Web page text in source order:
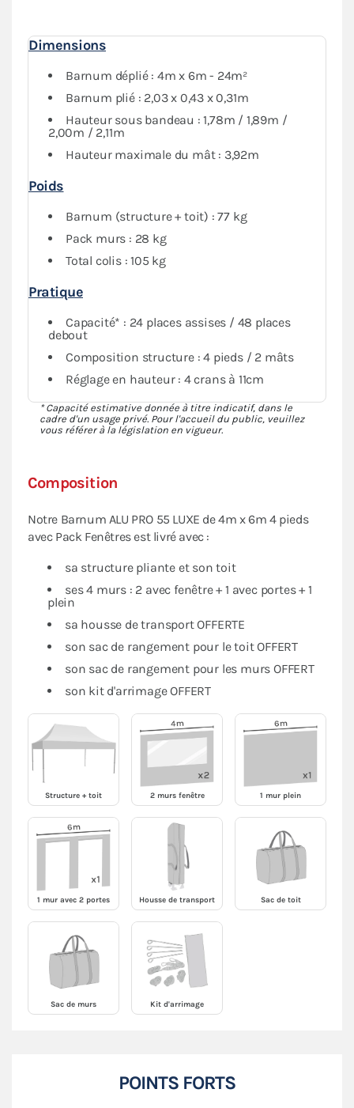
Complété par un ensemble de 4 bâches latérales
assorties (2 murs avec fenêtre, 1 mur plein et 1 mur
avec 2 portes)également en PVC 580g/m²
pliant vous assure une protection maximale contre les
conditions météorologiques. Vous avez aussi la
possibilité de fermer intégralement votre espace si
nécessaire.
Composition
Notre Barnum ALU PRO 55 LUXE de 4m x 6m 4 pieds
avec Pack Fenêtres est livré avec :
sa structure pliante et son toit
ses 4 murs : 2 avec fenêtre + 1 avec portes + 1
plein
sa housse de transport OFFERTE
son sac de rangement pour le toit OFFERT
son sac de rangement pour les murs OFFERT
son kit d'arrimage OFFERT
Structure + toit 2 murs fenêtre 1 mur plein
1 mur avec 2 portes Housse de transport Sac de toit
Sac de murs Kit d'arrimage
Dimensions
Barnum déplié : 4m x 6m - 24m²
Barnum plié : 2,03 x 0,43 x 0,31m
Hauteur sous bandeau : 1,78m / 1,89m /
2,00m / 2,11m
Hauteur maximale du mât : 3,92m
Poids
Barnum (structure + toit) : 77 kg
Pack murs : 28 kg
Total colis : 105 kg
Pratique
Capacité* : 24 places assises / 48 places
debout
Composition structure : 4 pieds / 2 mâts
Réglage en hauteur : 4 crans à 11cm
* Capacité estimative donnée à titre indicatif, dans le
cadre d'un usage privé. Pour l'accueil du public, veuillez
vous référer à la législation en vigueur.
POINTS FORTS